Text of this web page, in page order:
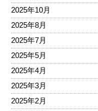
2025年10月
2025年8月
2025年7月
2025年5月
2025年4月
2025年3月
2025年2月